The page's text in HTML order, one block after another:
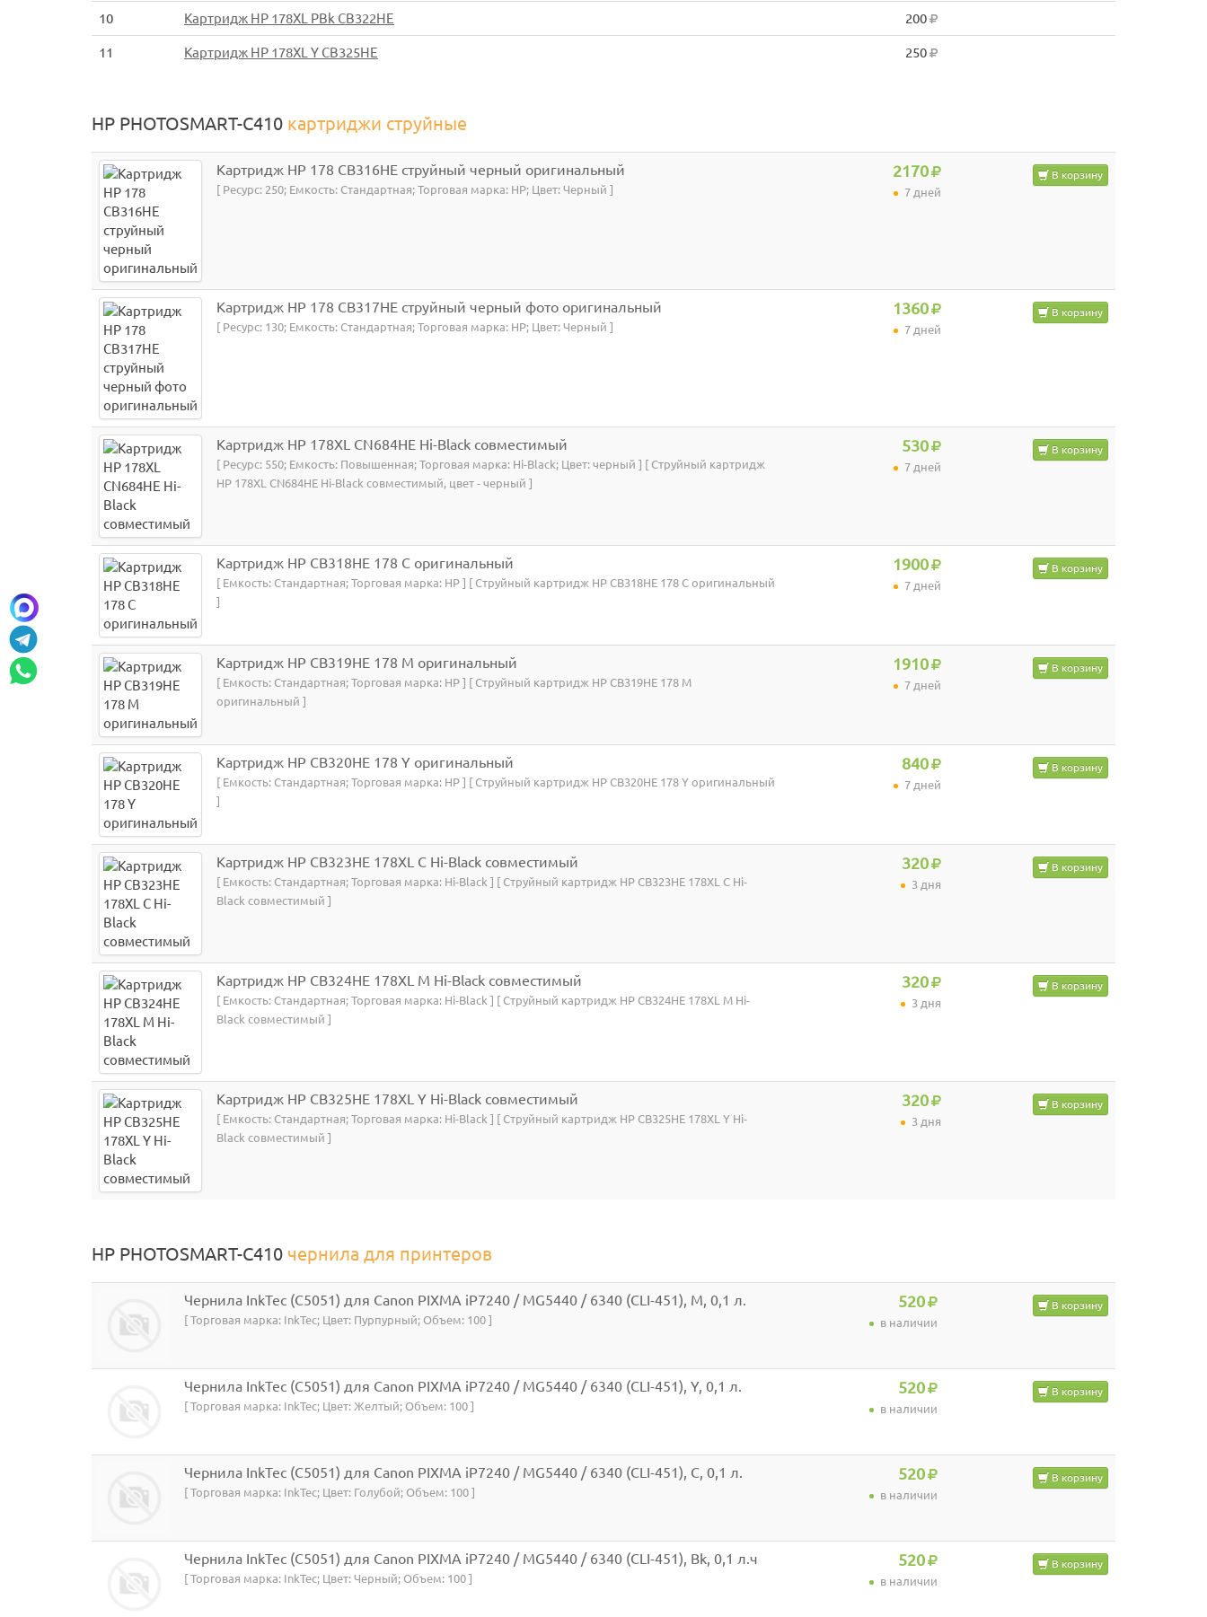
10 Картридж HP 178XL PBk CB322HE 200
11 Картридж HP 178XL Y CB325HE 250
HP PHOTOSMART-C410 картриджи струйные
Картридж HP 178 CB316HE струйный черный оригинальный
[ Ресурс: 250; Емкость: Стандартная; Торговая марка: HP; Цвет: Черный ]
2170
7 дней
В корзину
Картридж HP 178 CB317HE струйный черный фото оригинальный
[ Ресурс: 130; Емкость: Стандартная; Торговая марка: HP; Цвет: Черный ]
1360
7 дней
В корзину
Картридж HP 178XL CN684HE Hi-Black совместимый
[ Ресурс: 550; Емкость: Повышенная; Торговая марка: Hi-Black; Цвет: черный ] [ Струйный картридж
HP 178XL CN684HE Hi-Black совместимый, цвет - черный ]
530
7 дней
В корзину
Картридж HP CB318HE 178 C оригинальный
[ Емкость: Стандартная; Торговая марка: HP ] [ Струйный картридж HP CB318HE 178 C оригинальный
]
1900
7 дней
В корзину
Картридж HP CB319HE 178 M оригинальный
[ Емкость: Стандартная; Торговая марка: HP ] [ Струйный картридж HP CB319HE 178 M
оригинальный ]
1910
7 дней
В корзину
Картридж HP CB320HE 178 Y оригинальный
[ Емкость: Стандартная; Торговая марка: HP ] [ Струйный картридж HP CB320HE 178 Y оригинальный
]
840
7 дней
В корзину
Картридж HP CB323HE 178XL C Hi-Black совместимый
[ Емкость: Стандартная; Торговая марка: Hi-Black ] [ Струйный картридж HP CB323HE 178XL C Hi-
Black совместимый ]
320
3 дня
В корзину
Картридж HP CB324HE 178XL M Hi-Black совместимый
[ Емкость: Стандартная; Торговая марка: Hi-Black ] [ Струйный картридж HP CB324HE 178XL M Hi-
Black совместимый ]
320
3 дня
В корзину
Картридж HP CB325HE 178XL Y Hi-Black совместимый
[ Емкость: Стандартная; Торговая марка: Hi-Black ] [ Струйный картридж HP CB325HE 178XL Y Hi-
Black совместимый ]
320
3 дня
В корзину
HP PHOTOSMART-C410 чернила для принтеров
Чернила InkTec (C5051) для Canon PIXMA iP7240 / MG5440 / 6340 (CLI-451), M, 0,1 л.
[ Торговая марка: InkTec; Цвет: Пурпурный; Объем: 100 ]
520
в наличии
В корзину
Чернила InkTec (C5051) для Canon PIXMA iP7240 / MG5440 / 6340 (CLI-451), Y, 0,1 л.
[ Торговая марка: InkTec; Цвет: Желтый; Объем: 100 ]
520
в наличии
В корзину
Чернила InkTec (C5051) для Canon PIXMA iP7240 / MG5440 / 6340 (CLI-451), C, 0,1 л.
[ Торговая марка: InkTec; Цвет: Голубой; Объем: 100 ]
520
в наличии
В корзину
Чернила InkTec (C5051) для Canon PIXMA iP7240 / MG5440 / 6340 (CLI-451), Bk, 0,1 л.ч
[ Торговая марка: InkTec; Цвет: Черный; Объем: 100 ]
520
в наличии
В корзину